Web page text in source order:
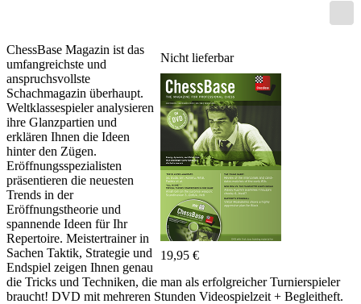
Nicht lieferbar
19,95 €
ChessBase Magazin ist das
umfangreichste und
anspruchsvollste
Schachmagazin überhaupt.
Weltklassespieler analysieren
ihre Glanzpartien und
erklären Ihnen die Ideen
hinter den Zügen.
Eröffnungsspezialisten
präsentieren die neuesten
Trends in der
Eröffnungstheorie und
spannende Ideen für Ihr
Repertoire. Meistertrainer in
Sachen Taktik, Strategie und
Endspiel zeigen Ihnen genau
die Tricks und Techniken, die man als erfolgreicher Turnierspieler
braucht! DVD mit mehreren Stunden Videospielzeit + Begleitheft.